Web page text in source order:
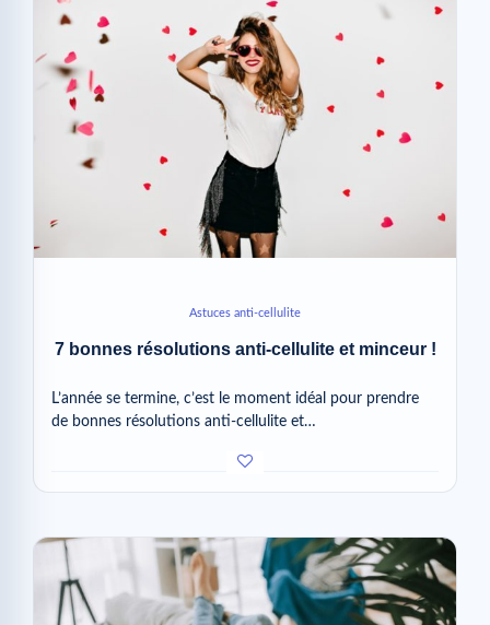
Astuces anti-cellulite
7 bonnes résolutions anti-cellulite et minceur !
L’année se termine, c’est le moment idéal pour prendre
de bonnes résolutions anti-cellulite et…